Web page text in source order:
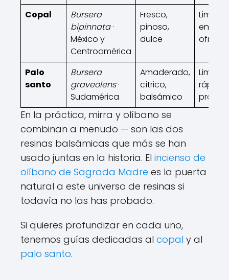
Copal
Bursera
bipinnata·
México y
Centroamérica
Fresco,
pinoso,
dulce
Palo
santo
Bursera
graveolens·
Sudamérica
Amaderado,
cítrico,
balsámico
rápida,
En la práctica, mirra y olíbano se
combinan a menudo — son las dos
resinas balsámicas que más se han
usado juntas en la historia. El incienso de
olíbano de Sagrada Madre es la puerta
natural a este universo de resinas si
todavía no las has probado.
Si quieres profundizar en cada uno,
tenemos guías dedicadas al copal y al
palo santo.